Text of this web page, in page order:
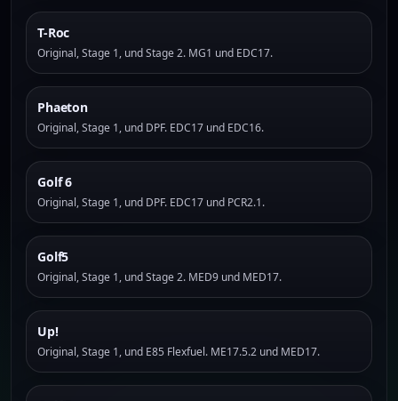
T-Roc
Original, Stage 1, und Stage 2. MG1 und EDC17.
Phaeton
Original, Stage 1, und DPF. EDC17 und EDC16.
Golf 6
Original, Stage 1, und DPF. EDC17 und PCR2.1.
Golf5
Original, Stage 1, und Stage 2. MED9 und MED17.
Up!
Original, Stage 1, und E85 Flexfuel. ME17.5.2 und MED17.